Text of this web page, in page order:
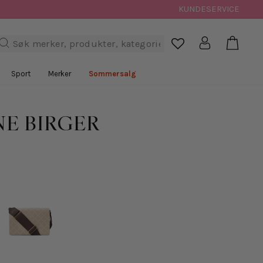
KUNDESERVICE
Søk  Logg inn
Sport Merker Sommersalg
BIRGER